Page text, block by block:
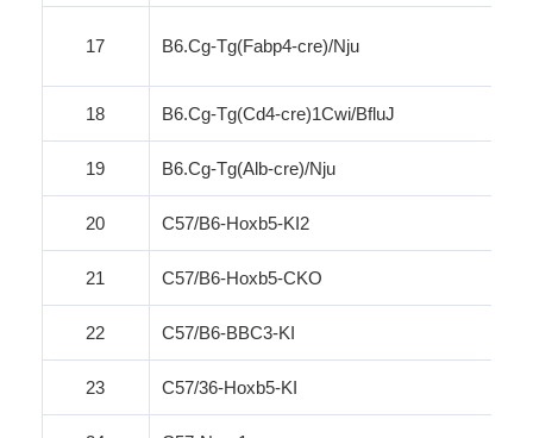
17 B6.Cg-Tg(Fabp4-cre)/Nju
18 B6.Cg-Tg(Cd4-cre)1Cwi/BfluJ
19 B6.Cg-Tg(Alb-cre)/Nju
20 C57/B6-Hoxb5-KI2
21 C57/B6-Hoxb5-CKO
22 C57/B6-BBC3-KI
23 C57/36-Hoxb5-KI